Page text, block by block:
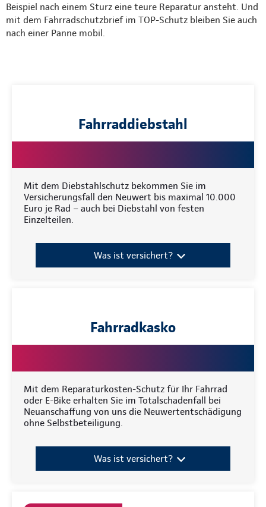
Beispiel nach einem Sturz eine teure Reparatur ansteht. Und
mit dem Fahrradschutzbrief im TOP-Schutz bleiben Sie auch
nach einer Panne mobil.
Fahrraddiebstahl
Mit dem Diebstahlschutz bekommen Sie im
Versicherungsfall den Neuwert bis maximal 10.000
Euro je Rad – auch bei Diebstahl von festen
Einzelteilen.
Was ist versichert?
Fahrradkasko
Mit dem Reparaturkosten-Schutz für Ihr Fahrrad
oder E-Bike erhalten Sie im Totalschadenfall bei
Neuanschaffung von uns die Neuwertentschädigung
ohne Selbstbeteiligung.
Was ist versichert?